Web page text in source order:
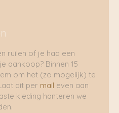
ruilen of je had een
aankoop? Binnen 15
om het (zo mogelijk) te
dit per mail even aan
kleding hanteren we